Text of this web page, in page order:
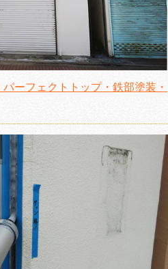
ーフェクトトップ・鉄部塗装・